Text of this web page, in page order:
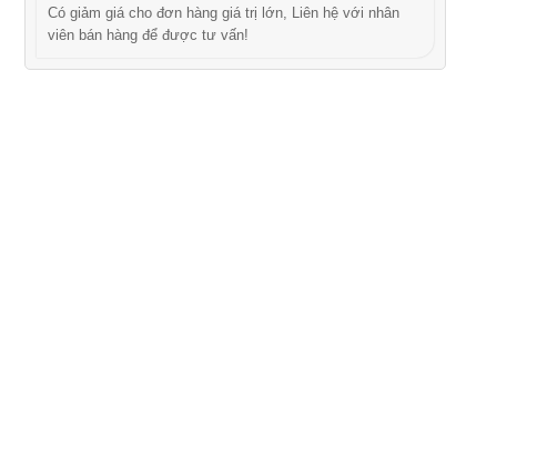
Có giảm giá cho đơn hàng giá trị lớn, Liên hệ với nhân
viên bán hàng để được tư vấn!